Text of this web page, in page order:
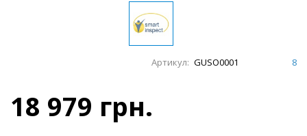
Артикул: GUSO0001 8
18 979 грн.